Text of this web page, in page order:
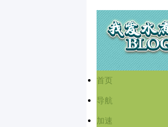
首页
导航
加速